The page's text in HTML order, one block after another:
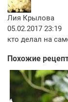
Лия Крылова
05.02.2017 23:19
кто делал на
Похожие